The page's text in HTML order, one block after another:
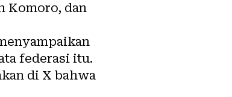
Komoro, dan
federasi itu.
di X bahwa